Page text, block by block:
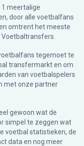
1 meertalige
door alle voetbalfans
omtrent het meeste
tegemoet te
transfermarkt en om
van voetbalspelers
met onze partner
gewoon wat de
simpel te zeggen wat
voetbal statistieken, de
data en nog meer